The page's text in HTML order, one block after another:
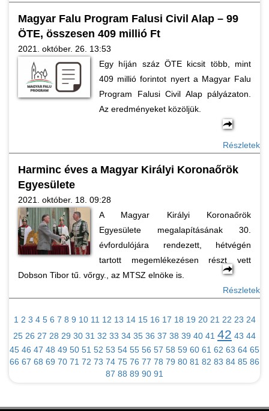
Magyar Falu Program Falusi Civil Alap – 99
ÖTE, összesen 409 millió Ft
2021. október. 26. 13:53
Egy híján száz ÖTE kicsit több, mint
409 millió forintot nyert a Magyar Falu
Program Falusi Civil Alap pályázaton.
Az eredményeket közöljük.
Részletek
Harminc éves a Magyar Királyi Koronaőrök
Egyesülete
2021. október. 18. 09:28
A Magyar Királyi Koronaőrök
Egyesülete megalapításának 30.
évfordulójára rendezett, hétvégén
tartott megemlékezésen részt vett
Dobson Tibor tű. vőrgy., az MTSZ elnöke is.
Részletek
1 2 3 4 5 6 7 8 9 10 11 12 13 14 15 16 17 18 19 20 21 22 23 24
25 26 27 28 29 30 31 32 33 34 35 36 37 38 39 40 41 42 43 44
45 46 47 48 49 50 51 52 53 54 55 56 57 58 59 60 61 62 63 64 65
66 67 68 69 70 71 72 73 74 75 76 77 78 79 80 81 82 83 84 85 86
87 88 89 90 91